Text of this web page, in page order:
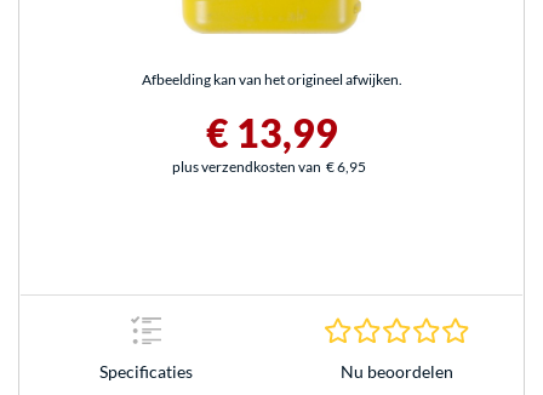
Afbeelding kan van het origineel afwijken.
€ 13,99
plus verzendkosten van € 6,95
Specificaties Nu beoordelen